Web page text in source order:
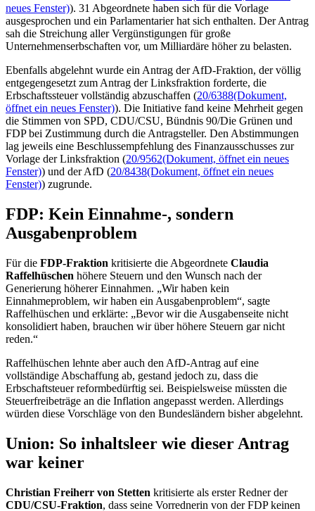
Ebenfalls abgelehnt wurde ein Antrag der AfD-Fraktion, der völlig
entgegengesetzt zum Antrag der Linksfraktion forderte, die
Erbschaftssteuer vollständig abzuschaffen (20/6388(Dokument,
die Stimmen von SPD, CDU/CSU, Bündnis 90/Die Grünen und
FDP bei Zustimmung durch die Antragsteller. Den Abstimmungen
lag jeweils eine Beschlussempfehlung des Finanzausschusses zur
Vorlage der Linksfraktion (20/9562(Dokument, öffnet ein neues
Fenster)) und der AfD ( 20/8438(Dokument, öffnet ein neues
Fenster)) zugrunde.
FDP: Kein Einnahme-, sondern
Ausgabenproblem
Für dieFDP-Fraktionkritisierte die AbgeordneteClaudia
Raffelhüschenhöhere Steuern und den Wunsch nach der
Generierung höherer Einnahmen. „Wir haben kein
Raffelhüschen und erklärte: „Bevor wir die Ausgabenseite nicht
konsolidiert haben, brauchen wir über höhere Steuern gar nicht
reden.“
Raffelhüschen lehnte aber auch den AfD-Antrag auf eine
vollständige Abschaffung ab, gestand jedoch zu, dass die
Erbschaftsteuer reformbedürftig sei. Beispielsweise müssten die
würden diese Vorschläge von den Bundesländern bisher abgelehnt.
Union: So inhaltsleer wie dieser Antrag
war keiner
Christian Freiherr von Stettenkritisierte als erster Redner der
CDU/CSU-Fraktion
Rückhalt bei den anderen Ampel-Parteien habe. „Es gab mehr
Koalitionspartnern SPD und Grünen.“